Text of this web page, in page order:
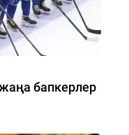
бапкерлер